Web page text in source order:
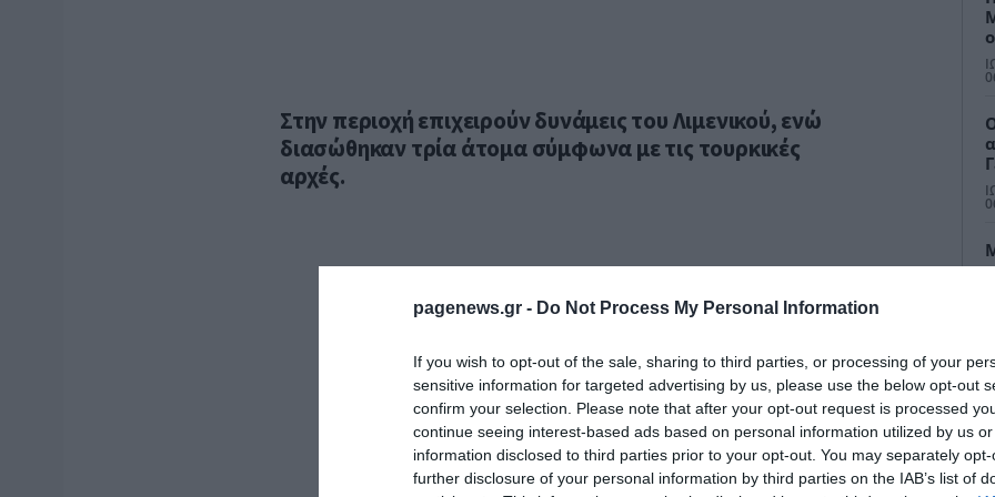
pagenews.gr - Do Not Process My Personal Information
If you wish to opt-out of the sale, sharing to third parties, or processing of your
sensitive information for targeted advertising by us, please use the below opt-out
confirm your selection. Please note that after your opt-out request is processed
continue seeing interest-based ads based on personal information utilized by us
information disclosed to third parties prior to your opt-out. You may separately
further disclosure of your personal information by third parties on the IAB’s list of
Στην περιοχή επιχειρούν δυνάμεις του Λιμενικού, ενώ
διασώθηκαν τρία άτομα σύμφωνα με τις τουρκικές
αρχές.